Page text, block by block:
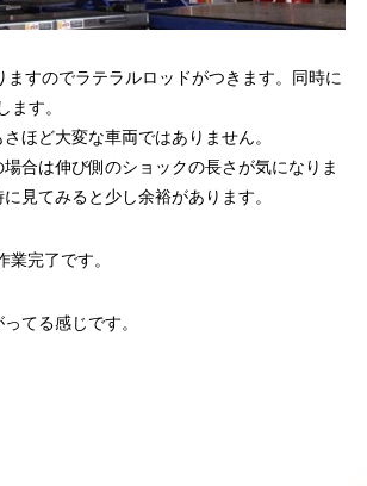
ますのでラテラルロッドがつきます。同時に
ます。
ほど大変な車両ではありません。
合は伸び側のショックの長さが気になりま
見てみると少し余裕があります。
業完了です。
てる感じです。